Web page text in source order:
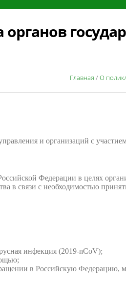
Главная /О
и организаций с участием
Федерации в целях
в связи с необходимостью
инфекция (2019-nCoV);
в Российскую Федерацию,